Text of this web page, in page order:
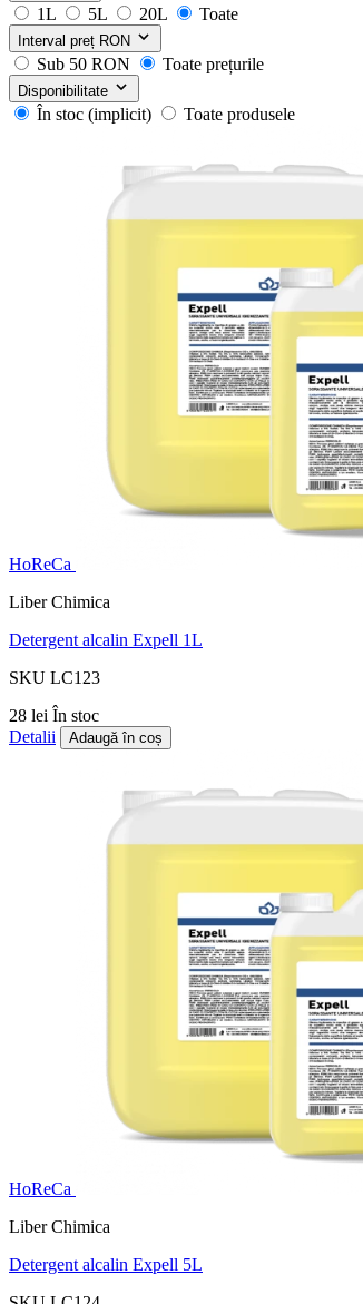
1L 5L 20L Toate
Interval preț RON
Sub 50 RON Toate prețurile
Disponibilitate
În stoc (implicit) Toate produsele
HoReCa
Liber Chimica
Detergent alcalin Expell 1L
SKU LC123
28 lei În stoc
Detalii
Adaugă în coș
HoReCa
Liber Chimica
Detergent alcalin Expell 5L